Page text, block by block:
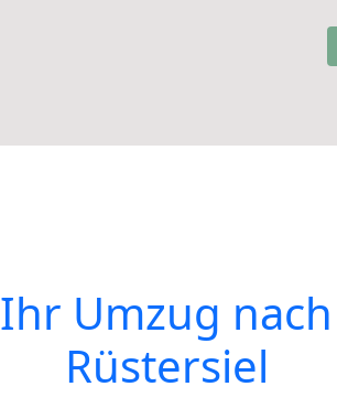
Ihr Umzug nach
Rüstersiel